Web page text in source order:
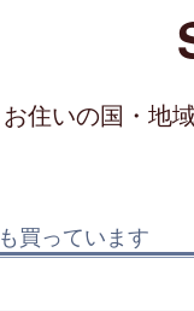
お住いの国・地
買っています